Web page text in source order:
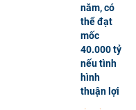
năm, có
thể đạt
mốc
40.000 tỷ
nếu tình
hình
thuận lợi